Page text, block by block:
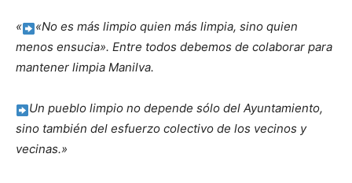
«
«No es más limpio quien más limpia, sino quien
menos ensucia». Entre todos debemos de colaborar para
mantener limpia Manilva.
Un pueblo limpio no depende sólo del Ayuntamiento,
sino también del esfuerzo colectivo de los vecinos y
vecinas.»